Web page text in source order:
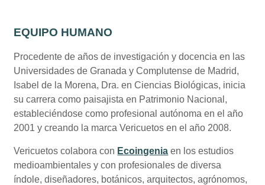
EQUIPO HUMANO
Procedente de años de investigación y docencia en las
Universidades de Granada y Complutense de Madrid,
Isabel de la Morena, Dra. en Ciencias Biológicas, inicia
su carrera como paisajista en Patrimonio Nacional,
estableciéndose como profesional autónoma en el año
2001 y creando la marca Vericuetos en el año 2008.
Vericuetos colabora con Ecoingenia en los estudios
medioambientales y con profesionales de diversa
índole, diseñadores, botánicos, arquitectos, agrónomos,